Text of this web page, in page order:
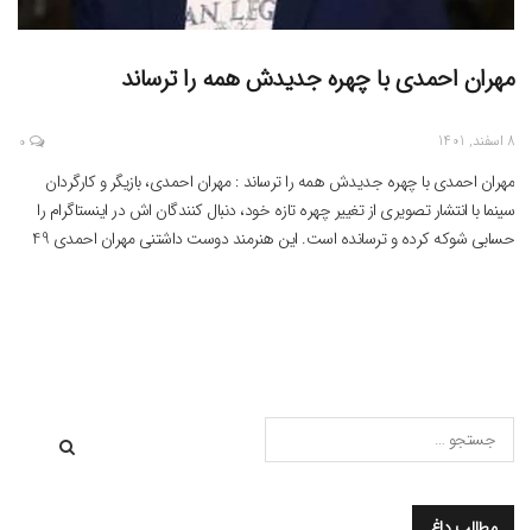
مهران احمدی با چهره جدیدش همه را ترساند
8 اسفند, 1401 0
مهران احمدی با چهره جدیدش همه را ترساند : مهران احمدی، بازیگر و کارگردان
سینما با انتشار تصویری از تغییر چهره تازه خود، دنبال کنندگان اش در اینستاگرام را
حسابی شوکه کرده و ترسانده است. این هنرمند دوست داشتنی مهران احمدی 49